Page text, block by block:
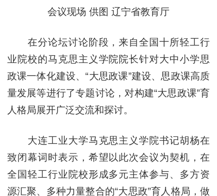
会议现场 供图 辽宁省教育厅
在分论坛讨论阶段，来自全国十所轻工行
业院校的马克思主义学院院长针对大中小学思
政课一体化建设、“大思政课”建设、思政课高质
量发展等进行了专题讨论，对构建“大思政课”育
人格局展开广泛交流和探讨。
大连工业大学马克思主义学院书记胡杨在
致闭幕词时表示，希望以此次会议为契机，在
全国轻工行业院校形成多元主体参与、多方资
源汇聚、多种力量整合的“大思政”育人格局，做